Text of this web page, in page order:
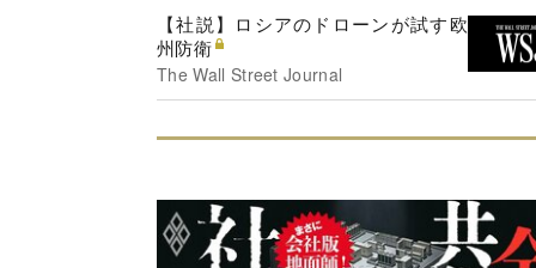
【社説】ロシアのドローンが試す欧
州防衛
The Wall Street Journal